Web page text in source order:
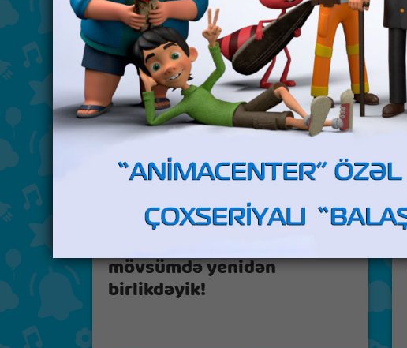
mövsümdə yenidən
birlikdəyik!